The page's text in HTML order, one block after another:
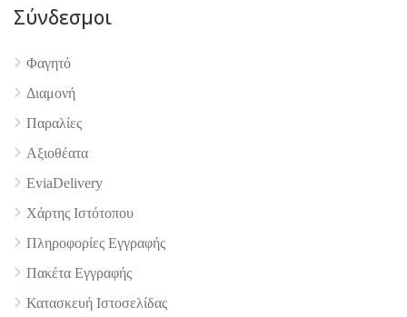
Σύνδεσμοι
Φαγητό
Διαμονή
Παραλίες
Αξιοθέατα
EviaDelivery
Χάρτης Ιστότοπου
Πληροφορίες Εγγραφής
Πακέτα Εγγραφής
Κατασκευή Ιστοσελίδας